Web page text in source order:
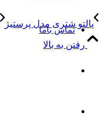
تماس باما
پالتو شتری مدل پرستیژ
رفتن به بالا